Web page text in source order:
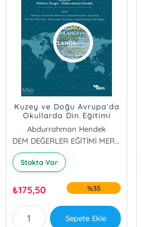
Kuzey ve Doğu Avrupa’da
Okullarda Din Eğitimi
Abdurrahman Hendek
Mahmut Zengin
DEM DEĞERLER EĞİTİMİ MERKEZİ YAYINLARI
Stokta Var
₺175,50 %35
Sepete Ekle